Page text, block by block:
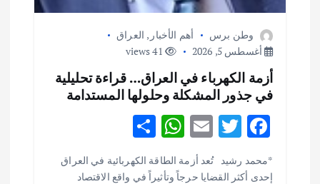
وطن برس أهم الأخبار , العراق
أغسطس 5, 2026
أزمة الكهرباء في العراق… قراءة تحليلية
في جذور المشكلة وحلولها المستدامة
F
e
T
w
it
E
m
ai
W
h
at
S
h
ar
*محمد رشيد تُعد أزمة الطاقة الكهربائية في العراق
إحدى أكثر القضايا حرجاً وتأثيراً في واقع الاقتصاد
ثقافة وفنون
اختتام ورشة السينوغرافيا في مدينة كلباء الاماراتية